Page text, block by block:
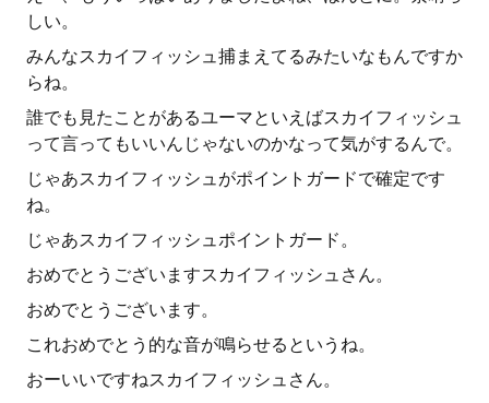
しい。
みんなスカイフィッシュ捕まえてるみたいなもんですか
らね。
誰でも見たことがあるユーマといえばスカイフィッシュ
って言ってもいいんじゃないのかなって気がするんで。
じゃあスカイフィッシュがポイントガードで確定です
ね。
じゃあスカイフィッシュポイントガード。
おめでとうございますスカイフィッシュさん。
おめでとうございます。
これおめでとう的な音が鳴らせるというね。
おーいいですねスカイフィッシュさん。